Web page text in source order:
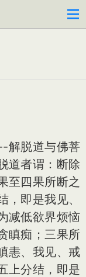
脱道与佛菩
道者谓：断除
至四果所断之
即是我见、
减低欲界烦恼
瞋痴；三果所
恚、我见、戒
上分结，即是